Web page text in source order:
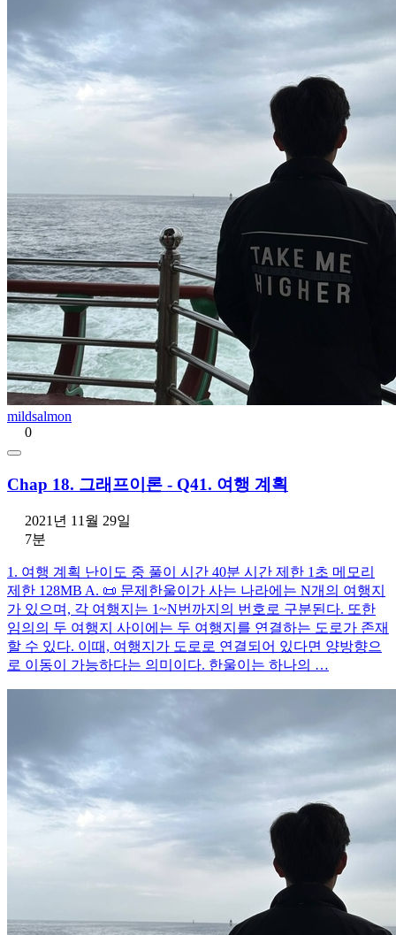
mildsalmon
0
Chap 18. 그래프이론 - Q41. 여행 계획
2021년 11월 29일
7분
1. 여행 계획 난이도 중 풀이 시간 40분 시간 제한 1초 메모리
제한 128MB A. 📜 문제한울이가 사는 나라에는 N개의 여행지
가 있으며, 각 여행지는 1~N번까지의 번호로 구분된다. 또한
임의의 두 여행지 사이에는 두 여행지를 연결하는 도로가 존재
할 수 있다. 이때, 여행지가 도로로 연결되어 있다면 양방향으
로 이동이 가능하다는 의미이다. 한울이는 하나의 …